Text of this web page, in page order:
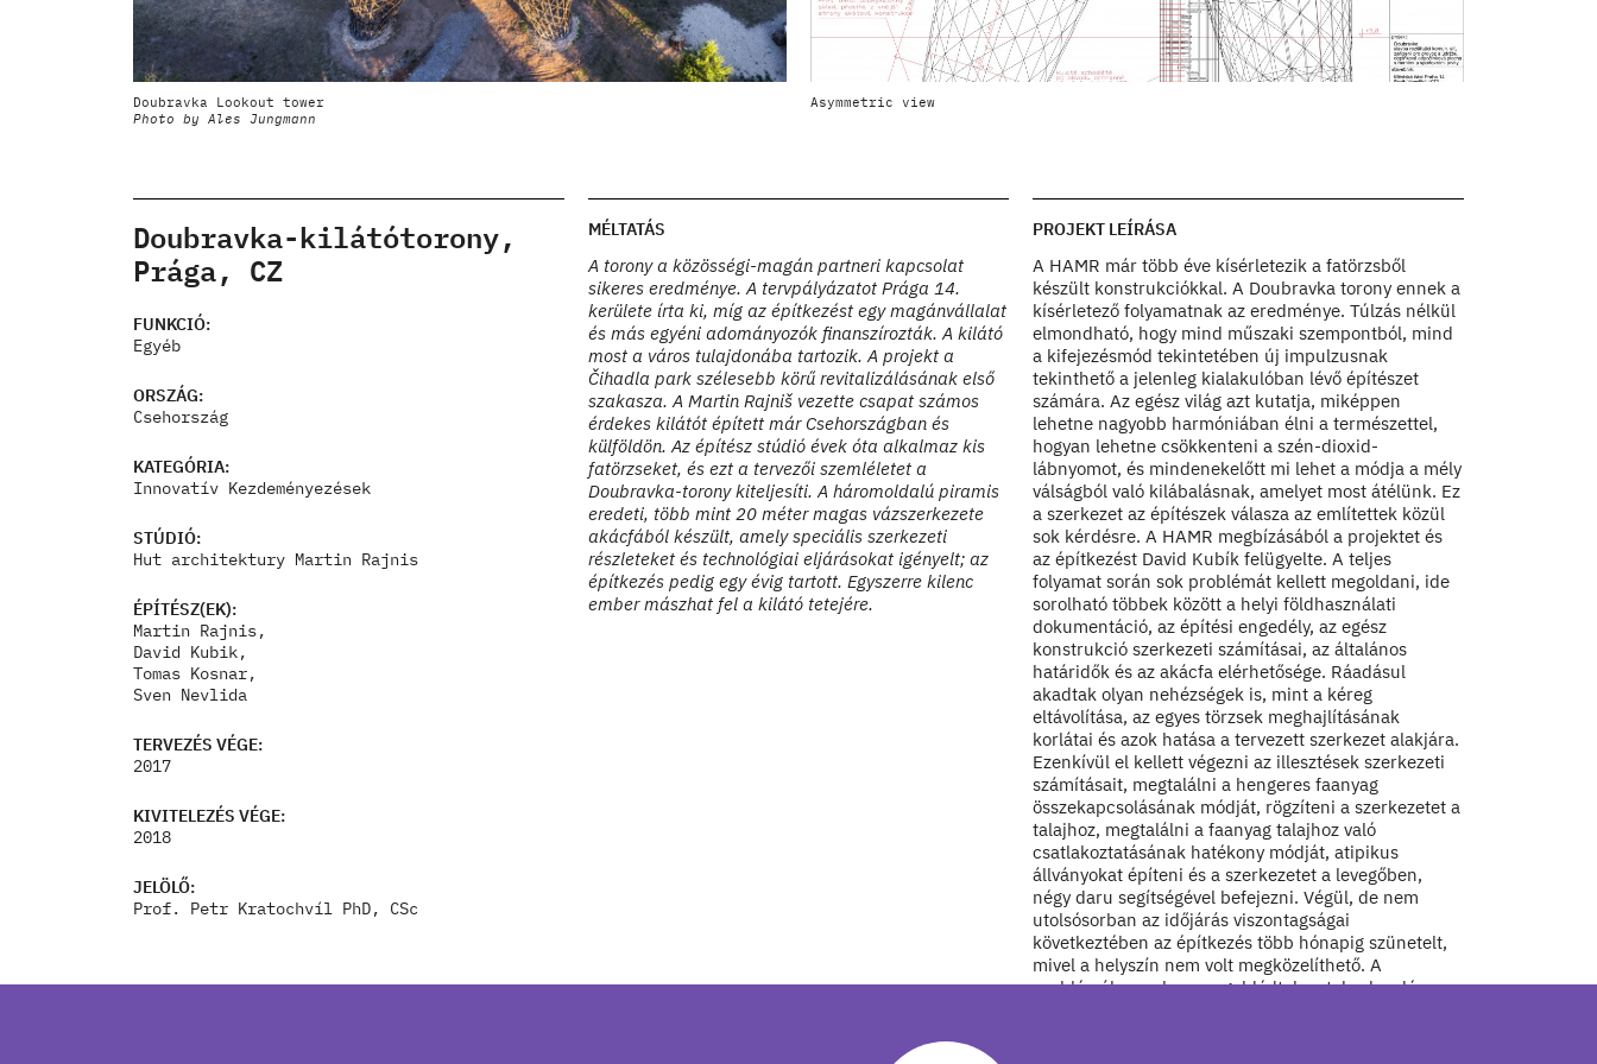
Doubravka Lookout tower
Photo by Ales Jungmann
Doubravka Lookout tower
Asymmetric view
Doubravka-kilátótorony,
Prága, CZ
FUNKCIÓ:
Egyéb
ORSZÁG:
Csehország
KATEGÓRIA:
Innovatív Kezdeményezések
STÚDIÓ:
Hut architektury Martin Rajnis
ÉPÍTÉSZ(EK):
Martin Rajnis,
David Kubik,
Tomas Kosnar,
Sven Nevlida
TERVEZÉS VÉGE:
2017
KIVITELEZÉS VÉGE:
2018
JELÖLŐ:
Prof. Petr Kratochvíl PhD, CSc
MÉLTATÁS
A torony a közösségi-magán partneri kapcsolat
sikeres eredménye. A tervpályázatot Prága 14.
kerülete írta ki, míg az építkezést egy magánvállalat
és más egyéni adományozók finanszírozták. A kilátó
most a város tulajdonába tartozik. A projekt a
Čihadla park szélesebb körű revitalizálásának első
szakasza. A Martin Rajniš vezette csapat számos
érdekes kilátót épített már Csehországban és
külföldön. Az építész stúdió évek óta alkalmaz kis
fatörzseket, és ezt a tervezői szemléletet a
Doubravka-torony kiteljesíti. A háromoldalú piramis
eredeti, több mint 20 méter magas vázszerkezete
akácfából készült, amely speciális szerkezeti
részleteket és technológiai eljárásokat igényelt; az
építkezés pedig egy évig tartott. Egyszerre kilenc
ember mászhat fel a kilátó tetejére.
PROJEKT LEÍRÁSA
A HAMR már több éve kísérletezik a fatörzsből
készült konstrukciókkal. A Doubravka torony ennek a
kísérletező folyamatnak az eredménye. Túlzás nélkül
elmondható, hogy mind műszaki szempontból, mind
a kifejezésmód tekintetében új impulzusnak
tekinthető a jelenleg kialakulóban lévő építészet
számára. Az egész világ azt kutatja, miképpen
lehetne nagyobb harmóniában élni a természettel,
hogyan lehetne csökkenteni a szén-dioxid-
lábnyomot, és mindenekelőtt mi lehet a módja a mély
válságból való kilábalásnak, amelyet most átélünk. Ez
a szerkezet az építészek válasza az említettek közül
sok kérdésre. A HAMR megbízásából a projektet és
az építkezést David Kubík felügyelte. A teljes
folyamat során sok problémát kellett megoldani, ide
sorolható többek között a helyi földhasználati
dokumentáció, az építési engedély, az egész
konstrukció szerkezeti számításai, az általános
határidők és az akácfa elérhetősége. Ráadásul
akadtak olyan nehézségek is, mint a kéreg
eltávolítása, az egyes törzsek meghajlításának
korlátai és azok hatása a tervezett szerkezet alakjára.
Ezenkívül el kellett végezni az illesztések szerkezeti
számításait, megtalálni a hengeres faanyag
összekapcsolásának módját, rögzíteni a szerkezetet a
talajhoz, megtalálni a faanyag talajhoz való
csatlakoztatásának hatékony módját, atipikus
állványokat építeni és a szerkezetet a levegőben,
négy daru segítségével befejezni. Végül, de nem
utolsósorban az időjárás viszontagságai
következtében az építkezés több hónapig szünetelt,
mivel a helyszín nem volt megközelíthető. A
problémák azonban megoldódtak, a teherhordó